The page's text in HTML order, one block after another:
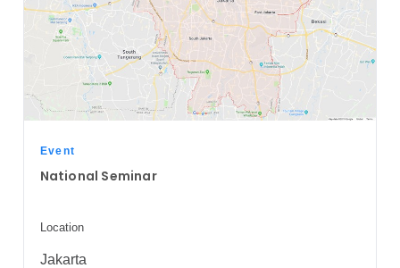
Event
National Seminar
Location
Jakarta